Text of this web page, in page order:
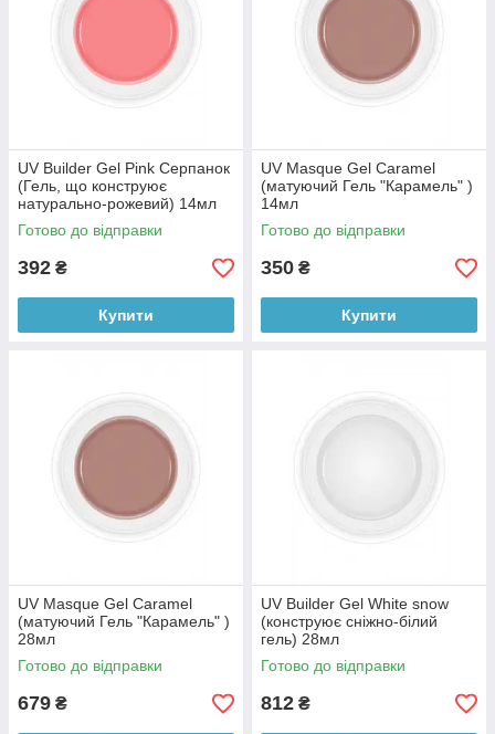
UV Builder Gel Pink Серпанок
(Гель, що конструює
натурально-рожевий) 14мл
Готово до відправки
392 ₴
Купити
UV Masque Gel Caramel
(матуючий Гель "Карамель" )
14мл
Готово до відправки
350 ₴
Купити
UV Masque Gel Caramel
(матуючий Гель "Карамель" )
28мл
Готово до відправки
679 ₴
UV Builder Gel White snow
(конструює сніжно-білий
гель) 28мл
Готово до відправки
812 ₴